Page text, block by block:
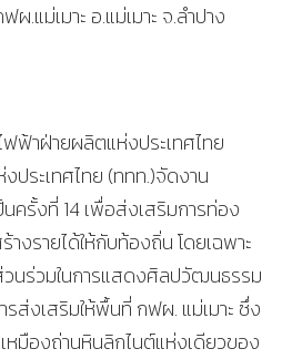
.แม่เมาะ อ.แม่เมาะ จ.ลำปาง
ฟ้าฝ่ายผลิตแห่งประเทศไทย
ประเทศไทย (ททท.)จัดงาน
นครั้งที่ 14 เพื่อส่งเสริมการท่อง
างรายได้ให้กับท้องถิ่น โดยเฉพาะ
วนร่วมในการแสดงศิลปวัฒนธรรม
ส่งเสริมให้พื้นที่ กฟผ. แม่เมาะ ซึ่ง
มืองถ่านหินลิกไนต์แห่งเดียวของ